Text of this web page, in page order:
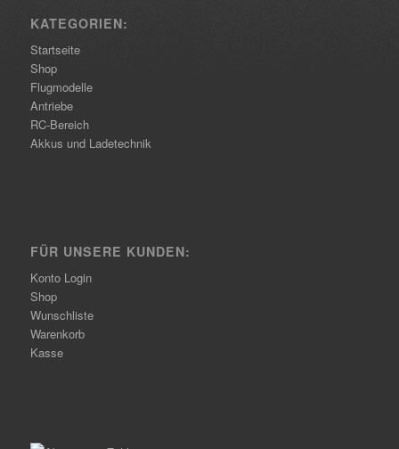
KATEGORIEN:
Startseite
Shop
Flugmodelle
Antriebe
RC-Bereich
Akkus und Ladetechnik
FÜR UNSERE KUNDEN:
Konto Login
Shop
Wunschliste
Warenkorb
Kasse